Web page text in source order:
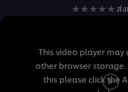
ไม่มี
การ
สำ
นี้
ส่
This video player may
other browser
this please click the